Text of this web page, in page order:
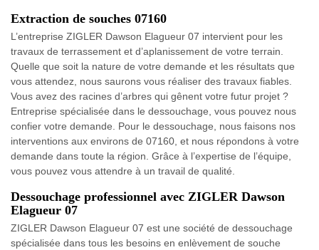
Extraction de souches 07160
L’entreprise ZIGLER Dawson Elagueur 07 intervient pour les
travaux de terrassement et d’aplanissement de votre terrain.
Quelle que soit la nature de votre demande et les résultats que
vous attendez, nous saurons vous réaliser des travaux fiables.
Vous avez des racines d’arbres qui gênent votre futur projet ?
Entreprise spécialisée dans le dessouchage, vous pouvez nous
confier votre demande. Pour le dessouchage, nous faisons nos
interventions aux environs de 07160, et nous répondons à votre
demande dans toute la région. Grâce à l’expertise de l’équipe,
vous pouvez vous attendre à un travail de qualité.
Dessouchage professionnel avec ZIGLER Dawson
Elagueur 07
ZIGLER Dawson Elagueur 07 est une société de dessouchage
spécialisée dans tous les besoins en enlèvement de souche